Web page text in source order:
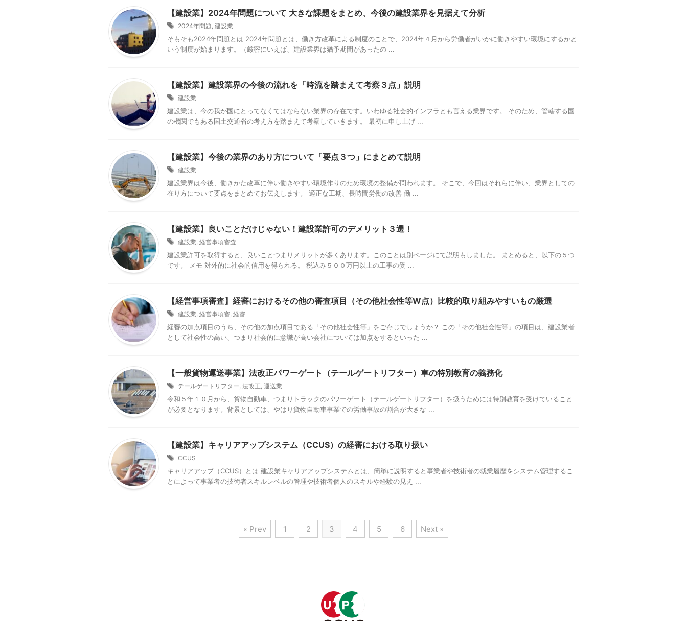
【建設業】2024年問題について 大きな課題をまとめ、今後の建設業界を見据えて分析
2024年問題, 建設業
そもそも2024年問題とは 2024年問題とは、働き方改革による制度のことで、2024年４月から労働者がいかに働きやすい環境にするかと
いう制度が始まります。（厳密にいえば、建設業界は猶予期間があったの ...
【建設業】建設業界の今後の流れを「時流を踏まえて考察３点」説明
建設業
建設業は、今の我が国にとってなくてはならない業界の存在です。いわゆる社会的インフラとも言える業界です。 そのため、管轄する国
の機関でもある国土交通省の考え方を踏まえて考察していきます。 最初に申し上げ ...
【建設業】今後の業界のあり方について「要点３つ」にまとめて説明
建設業
建設業界は今後、働きかた改革に伴い働きやすい環境作りのため環境の整備が問われます。 そこで、今回はそれらに伴い、業界としての
在り方について要点をまとめてお伝えします。 適正な工期、長時間労働の改善 働 ...
【建設業】良いことだけじゃない！建設業許可のデメリット３選！
建設業, 経営事項審査
建設業許可を取得すると、良いことつまりメリットが多くあります。このことは別ページにて説明もしました。 まとめると、以下の５つ
です。 メモ 対外的に社会的信用を得られる。 税込み５００万円以上の工事の受 ...
【経営事項審査】経審におけるその他の審査項目（その他社会性等W点）比較的取り組みやすいもの厳選
建設業, 経営事項審, 経審
経審の加点項目のうち、その他の加点項目である「その他社会性等」をご存じでしょうか？ この「その他社会性等」の項目は、建設業者
として社会性の高い、つまり社会的に意識が高い会社については加点をするといった ...
【一般貨物運送事業】法改正パワーゲート（テールゲートリフター）車の特別教育の義務化
テールゲートリフター, 法改正, 運送業
令和５年１０月から、貨物自動車、つまりトラックのパワーゲート（テールゲートリフター）を扱うためには特別教育を受けていること
が必要となります。背景としては、やはり貨物自動車事業での労働事故の割合が大きな ...
【建設業】キャリアアップシステム（CCUS）の経審における取り扱い
CCUS
キャリアアップ（CCUS）とは 建設業キャリアアップシステムとは、簡単に説明すると事業者や技術者の就業履歴をシステム管理するこ
とによって事業者の技術者スキルレベルの管理や技術者個人のスキルや経験の見え ...
« Prev 1 2 3 4 5 6 Next »